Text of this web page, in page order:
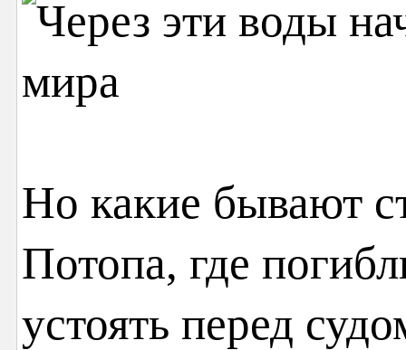
Но какие бывают
Потопа, где
устоять перед